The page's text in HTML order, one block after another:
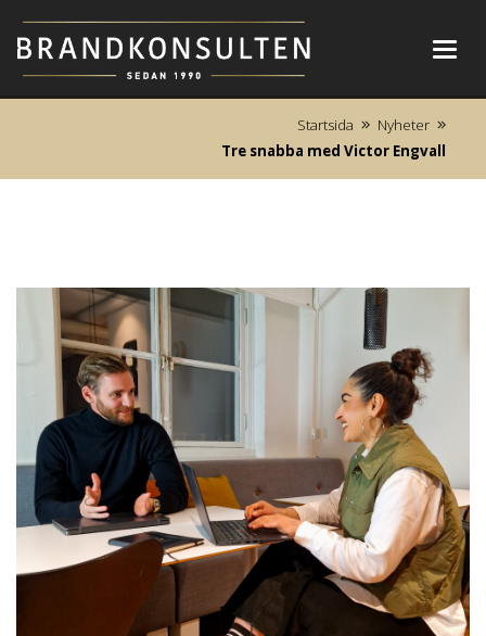
Startsida
Nyheter
Tre snabba med Victor Engvall